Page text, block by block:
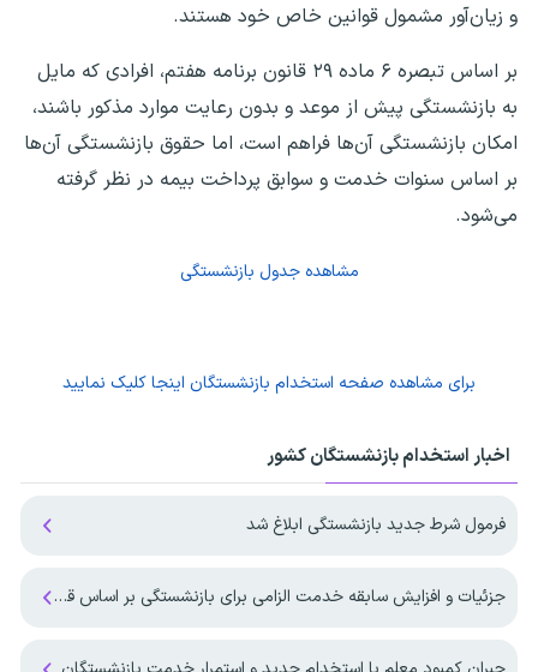
و زیان‌آور مشمول قوانین خاص خود هستند.
بر اساس تبصره ۶ ماده ۲۹ قانون برنامه هفتم، افرادی که مایل
به بازنشستگی پیش از موعد و بدون رعایت موارد مذکور باشند،
امکان بازنشستگی آن‌ها فراهم است، اما حقوق بازنشستگی آن‌ها
بر اساس سنوات خدمت و سوابق پرداخت بیمه در نظر گرفته
می‌شود.
مشاهده جدول بازنشستگی
برای مشاهده صفحه استخدام بازنشستگان اینجا کلیک نمایید
اخبار استخدام بازنشستگان کشور
فرمول شرط جدید بازنشستگی ابلاغ شد
جزئیات و افزایش سابقه خدمت الزامی برای بازنشستگی بر اساس قانون برنامه هفتم